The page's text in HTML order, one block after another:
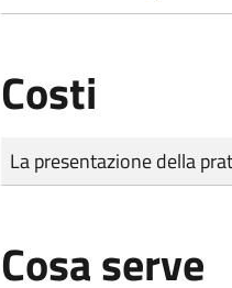
Costi
Tipo di pagamento
Importo
La presentazione della
Cosa serve